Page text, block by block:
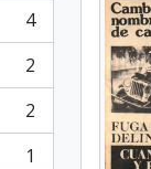
4
2
2
1